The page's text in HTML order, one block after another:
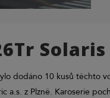
Solaris
dodáno 10 kusů těchto
a.s. z Plzně. Karoserie